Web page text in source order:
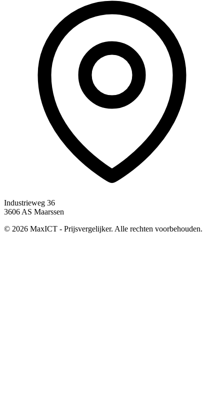
Industrieweg 36
3606 AS Maarssen
© 2026 MaxICT - Prijsvergelijker. Alle rechten voorbehouden.